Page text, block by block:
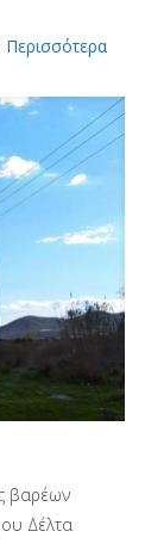
Περισσότερα
βαρέων
Δέλτα